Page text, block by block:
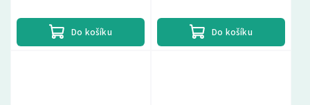
Do košíku Do košíku